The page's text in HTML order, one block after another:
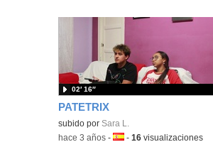
PATETRIX
Contenido educativo.
subido por Sara L.
02′ 16″
-hace 3 años -Idioma:
-16 visualizaciones